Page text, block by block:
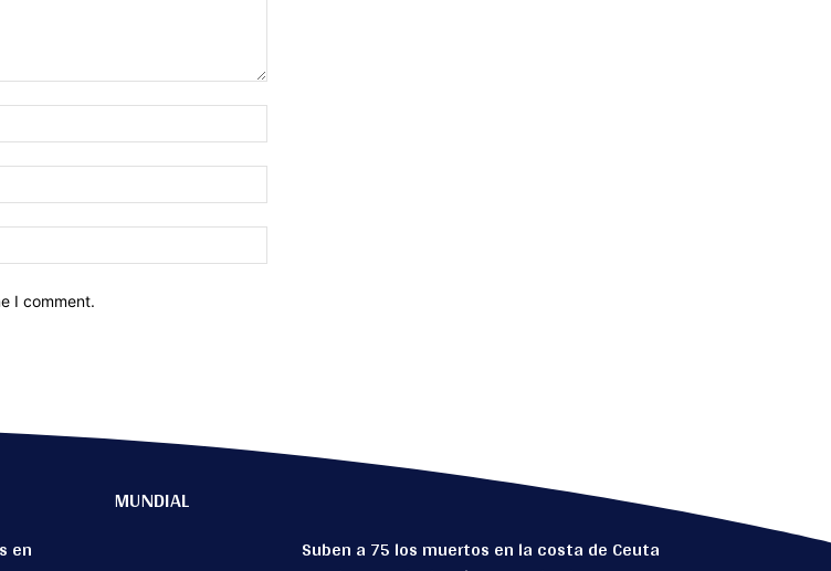
I comment.
en
MUNDIAL
Suben a 75 los muertos en la costa de Ceuta